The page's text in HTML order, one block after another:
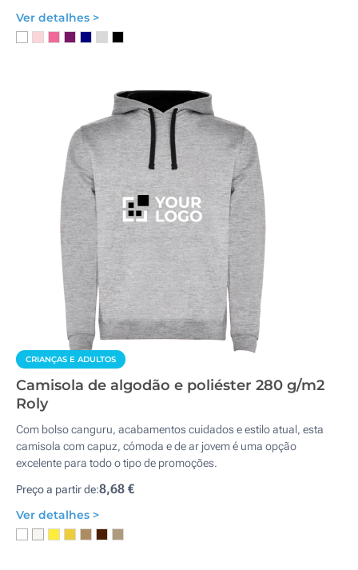
Ver detalhes >
CRIANÇAS E ADULTOS
Camisola de algodão e poliéster 280 g/m2
Roly
Com bolso canguru, acabamentos cuidados e estilo atual, esta
camisola com capuz, cómoda e de ar jovem é uma opção
excelente para todo o tipo de promoções.
Preço a partir de:8,68 €
Ver detalhes >